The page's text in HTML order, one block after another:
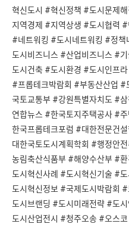
혁신도시 #혁신정책 #도시문제
지역경제 #지역상생 #도시협력
#네트워킹 #도시네트워킹 #정
도시비즈니스 #산업비즈니스 #
도시건축 #도시환경 #도시인프
#프롭테크박람회 #부동산산업
국토교통부 #강원특별자치도 #
연합뉴스 #한국토지주택공사 #
한국프롭테크포럼 #대한전문건
대한국토도시계획학회 #행정안
농림축산식품부 #해양수산부 #
도시혁신사례 #도시혁신기술 #
도시혁신정보 #국제도시박람회
도시브랜딩 #도시미래전략 #도
도시산업전시 #청주오송 #오스